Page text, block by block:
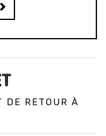
DE RETOUR À